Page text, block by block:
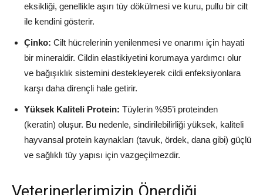
eksikliği, genellikle aşırı tüy dökülmesi ve kuru, pullu bir cilt
ile kendini gösterir.
Çinko: Cilt hücrelerinin yenilenmesi ve onarımı için hayati
bir mineraldir. Cildin elastikiyetini korumaya yardımcı olur
ve bağışıklık sistemini destekleyerek cildi enfeksiyonlara
karşı daha dirençli hale getirir.
Yüksek Kaliteli Protein: Tüylerin %95’i proteinden
(keratin) oluşur. Bu nedenle, sindirilebilirliği yüksek, kaliteli
hayvansal protein kaynakları (tavuk, ördek, dana gibi) güçlü
ve sağlıklı tüy yapısı için vazgeçilmezdir.